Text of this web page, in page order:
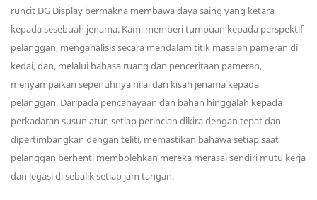
runcit DG Display bermakna membawa daya saing yang ketara
kepada sesebuah jenama. Kami memberi tumpuan kepada perspektif
pelanggan, menganalisis secara mendalam titik masalah pameran di
kedai, dan, melalui bahasa ruang dan penceritaan pameran,
menyampaikan sepenuhnya nilai dan kisah jenama kepada
pelanggan. Daripada pencahayaan dan bahan hinggalah kepada
perkadaran susun atur, setiap perincian dikira dengan tepat dan
dipertimbangkan dengan teliti, memastikan bahawa setiap saat
pelanggan berhenti membolehkan mereka merasai sendiri mutu kerja
dan legasi di sebalik setiap jam tangan.